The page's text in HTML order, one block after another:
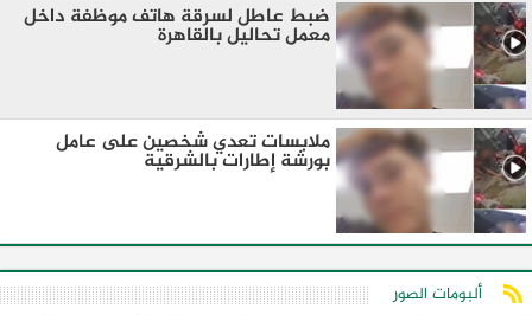
ضبط عاطل لسرقة هاتف موظفة داخل
معمل تحاليل بالقاهرة
ملابسات تعدي شخصين على عامل
بورشة إطارات بالشرقية
ألبومات الصور